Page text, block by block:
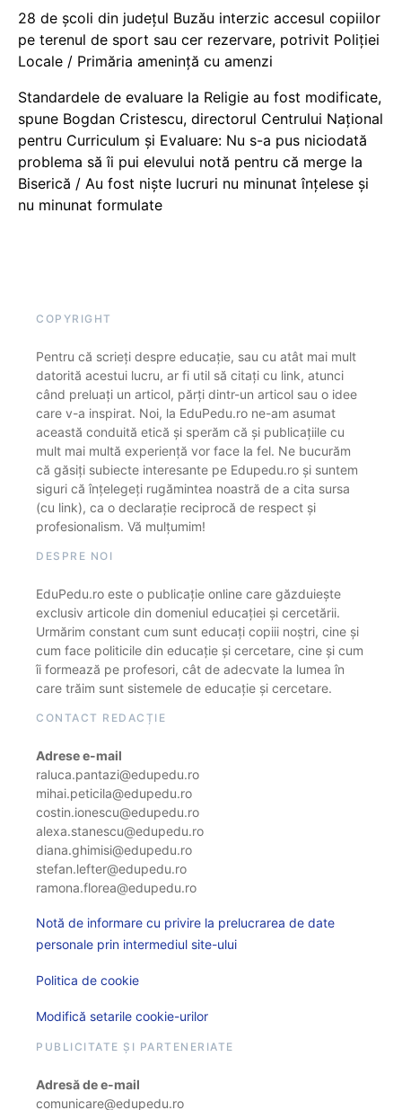
28 de școli din județul Buzău interzic accesul copiilor
pe terenul de sport sau cer rezervare, potrivit Poliției
Locale / Primăria amenință cu amenzi
Standardele de evaluare la Religie au fost modificate,
spune Bogdan Cristescu, directorul Centrului Național
pentru Curriculum și Evaluare: Nu s-a pus niciodată
problema să îi pui elevului notă pentru că merge la
Biserică / Au fost niște lucruri nu minunat înțelese și
nu minunat formulate
COPYRIGHT
Pentru că scrieți despre educație, sau cu atât mai mult
datorită acestui lucru, ar fi util să citați cu link, atunci
când preluați un articol, părți dintr-un articol sau o idee
care v-a inspirat. Noi, la EduPedu.ro ne-am asumat
această conduită etică și sperăm că și publicațiile cu
mult mai multă experiență vor face la fel. Ne bucurăm
că găsiți subiecte interesante pe Edupedu.ro și suntem
siguri că înțelegeți rugămintea noastră de a cita sursa
(cu link), ca o declarație reciprocă de respect și
profesionalism. Vă mulțumim!
DESPRE NOI
EduPedu.ro este o publicație online care găzduiește
exclusiv articole din domeniul educației și cercetării.
Urmărim constant cum sunt educați copiii noștri, cine și
cum face politicile din educație și cercetare, cine și cum
îi formează pe profesori, cât de adecvate la lumea în
care trăim sunt sistemele de educație și cercetare.
CONTACT REDACȚIE
Adrese e-mail
raluca.pantazi@edupedu.ro
mihai.peticila@edupedu.ro
costin.ionescu@edupedu.ro
alexa.stanescu@edupedu.ro
diana.ghimisi@edupedu.ro
stefan.lefter@edupedu.ro
ramona.florea@edupedu.ro
Notă de informare cu privire la prelucrarea de date
personale prin intermediul site-ului
Politica de cookie
Modifică setarile cookie-urilor
PUBLICITATE ȘI PARTENERIATE
Adresă de e-mail
comunicare@edupedu.ro